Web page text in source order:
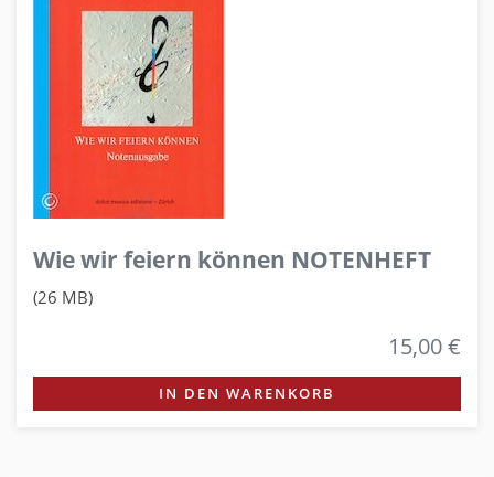
Wie wir feiern können NOTENHEFT
(26 MB)
15,00 €
IN DEN WARENKORB